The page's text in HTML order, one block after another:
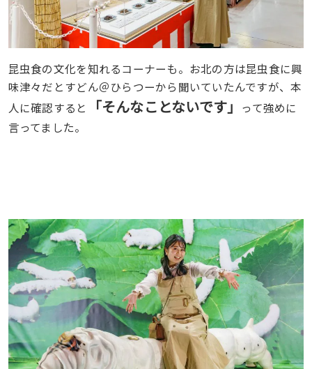
昆虫食の文化を知れるコーナーも。お北の方は昆虫食に興
味津々だとすどん＠ひらつーから聞いていたんですが、本
人に確認すると
「そんなことないです」
って強めに
言ってました。